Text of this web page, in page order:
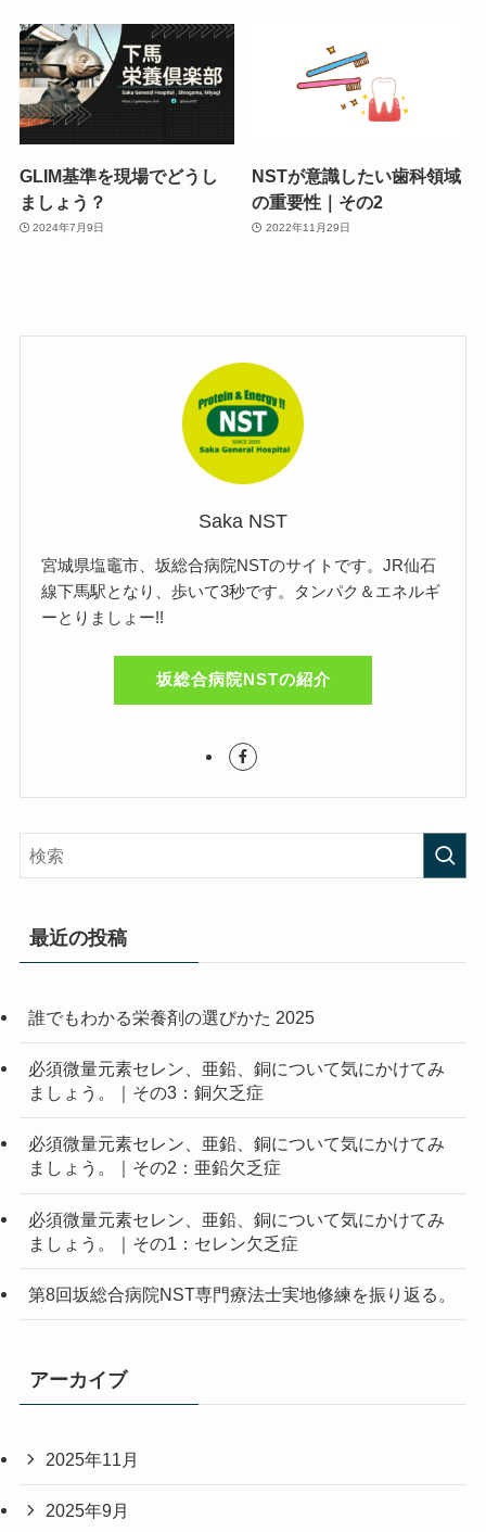
GLIM基準を現場でどうし
ましょう？
2024年7月9日
NSTが意識したい歯科領域
の重要性｜その2
2022年11月29日
Saka NST
宮城県塩竈市、坂総合病院NSTのサイトです。JR仙石
線下馬駅となり、歩いて3秒です。タンパク＆エネルギ
ーとりましょー!!
坂総合病院NSTの紹介
最近の投稿
誰でもわかる栄養剤の選びかた 2025
必須微量元素セレン、亜鉛、銅について気にかけてみ
ましょう。｜その3：銅欠乏症
必須微量元素セレン、亜鉛、銅について気にかけてみ
ましょう。｜その2：亜鉛欠乏症
必須微量元素セレン、亜鉛、銅について気にかけてみ
ましょう。｜その1：セレン欠乏症
第8回坂総合病院NST専門療法士実地修練を振り返る。
アーカイブ
2025年11月
2025年9月